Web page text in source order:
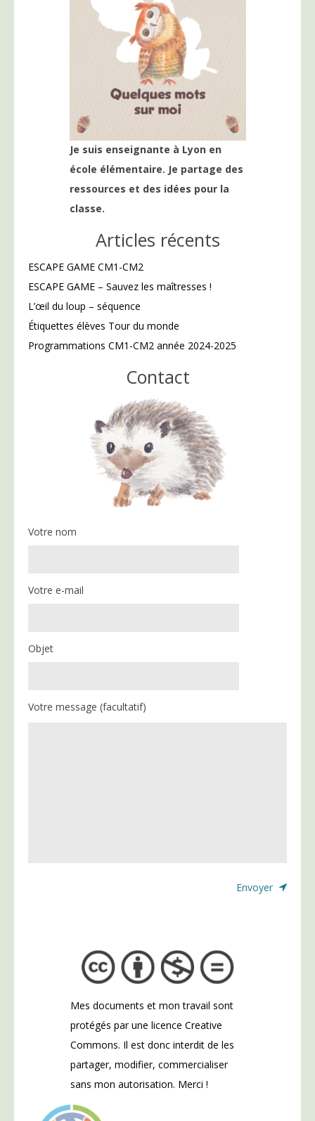
Je suis enseignante à Lyon en
école élémentaire. Je partage des
ressources et des idées pour la
classe.
Articles récents
ESCAPE GAME CM1-CM2
ESCAPE GAME – Sauvez les maîtresses !
L’œil du loup – séquence
Étiquettes élèves Tour du monde
Programmations CM1-CM2 année 2024-2025
Contact
Votre nom
Votre e-mail
Objet
Votre message (facultatif)
Mes documents et mon travail sont
protégés par une licence Creative
Commons. Il est donc interdit de les
partager, modifier, commercialiser
sans mon autorisation. Merci !